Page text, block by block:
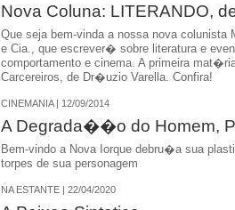
Nova Coluna: LITERANDO,
Que seja bem-vinda a nossa nova colunista
e Cia., que escrever� sobre literatura e
comportamento e cinema. A primeira
Carcereiros, de Dr�uzio Varella. Confira!
CINEMANIA | 12/09/2014
A Degrada��o do Homem,
Bem-vindo a Nova Iorque debru�a sua
torpes de sua personagem
NA ESTANTE | 22/04/2020